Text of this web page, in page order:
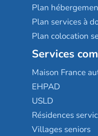
Plan
Plan services à
Plan colocation
Services
Maison France
EHPAD
USLD
Résidences
Villages seniors